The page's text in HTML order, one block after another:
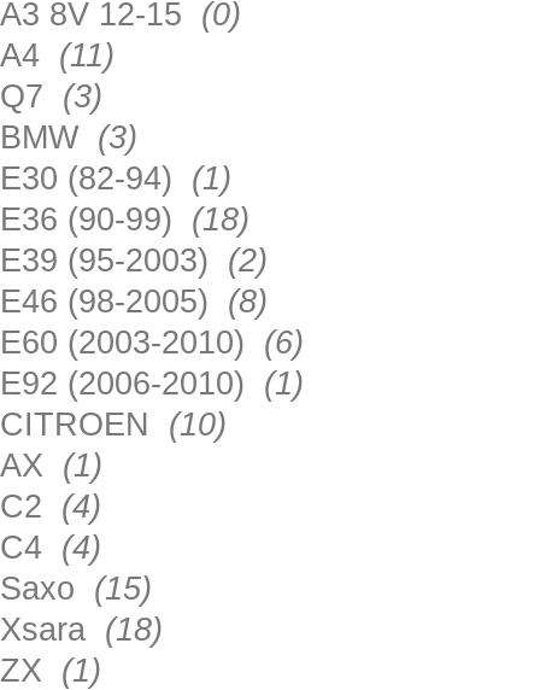
A3 8V 12-15 (0)
A4 (11)
Q7 (3)
BMW (3)
E30 (82-94) (1)
E36 (90-99) (18)
E39 (95-2003) (2)
E46 (98-2005) (8)
E60 (2003-2010) (6)
E92 (2006-2010) (1)
CITROEN (10)
AX (1)
C2 (4)
C4 (4)
Saxo (15)
Xsara (18)
ZX (1)